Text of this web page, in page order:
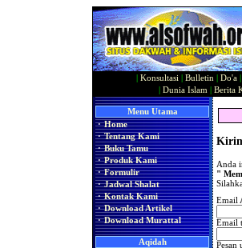
Konsultasi Bulletin Do'a
Dunia Islam Berita
Menu Utama
· Home
· Tentang Kami
· Buku Tamu
· Produk Kami
· Formulir
· Jadwal Shalat
· Kontak Kami
· Download Artikel
· Download Murattal
Aqidah
Anda
"
Email
Email
Pesan